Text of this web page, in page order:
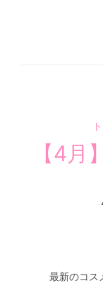
【4
最新のコス